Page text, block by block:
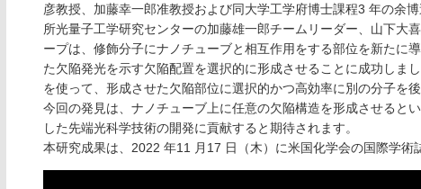
彦教授、加藤幸⼀郎准教授および同⼤学⼯学府博⼠課程3 年の余
所光量⼦⼯学研究センターの加藤雄⼀郎チームリーダー、⼭下⼤
ープは、修飾分⼦にナノチューブと相互作⽤をする部位を新たに
た⽋陥発光を⽰す⽋陥配置を選択的に形成させることに成功しま
を使って、形成させた⽋陥部位に選択的かつ⾼効率に別の分⼦を
今回の発⾒は、ナノチューブ上に任意の⽋陥構造を形成させると
した先端光科学技術の開発に貢献すると期待されます。
本研究成果は、2022 年11 ⽉17 ⽇（⽊）に⽶国化学会の国際学術